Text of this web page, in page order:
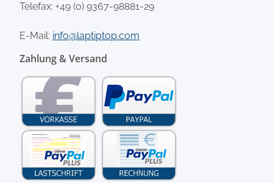
Telefax: +49 (0) 9367-98881-29
E-Mail: info@laptiptop.com
Zahlung & Versand